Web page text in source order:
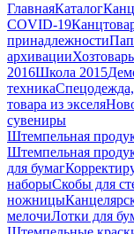
ГлавнаяКаталог
COVID-19
принадлежности
архивации
2016Школа 2015
техника
товара из экселя
сувениры
Штемпельная
Штемпельная
для бумаг
наборыСкобы для
ножницы
мелочиЛотки для